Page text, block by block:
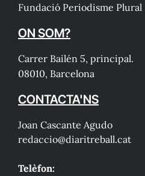
Fundació Periodisme Plural
ON SOM?
Carrer Bailén 5, principal.
08010, Barcelona
CONTACTA'NS
Joan Cascante Agudo
redaccio@diaritreball.cat
Telèfon: